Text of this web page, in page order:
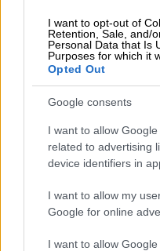
I want to opt-out of
Retention, Sale, and/
Personal Data that Is
Purposes for which it
Opted Out
Google consents
I want to allow
related to advertising
device identifiers in
I want to allow my
Google for online
I want to allow
Όλες οι ειδήσεις
Υπόγεια Ρεύματα:
μας τραγουδιστές
δικαιώματά μας